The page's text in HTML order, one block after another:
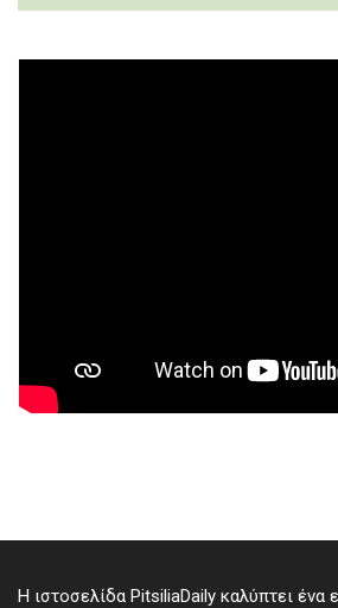
Η ιστοσελίδα PitsiliaDaily καλύπτει